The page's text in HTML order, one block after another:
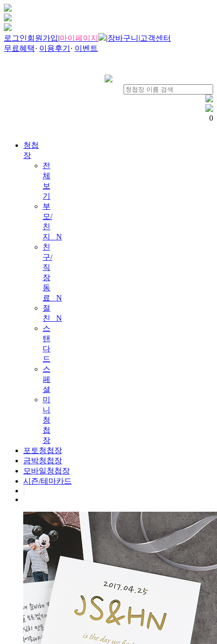
로그인회원가입|마이페이지 |장바구니 |고객센터
무료혜택· 이용후기 · 이벤트
0
청첩
장
전
체
보
기
부
모/
친
지
N
친
구/
직
장
동
료
N
절
친
N
스
탠
다
드
스
페
셜
미
니
청
첩
장
포토청첩장
금박청첩장
모바일청첩장
시즌/테마카드
|